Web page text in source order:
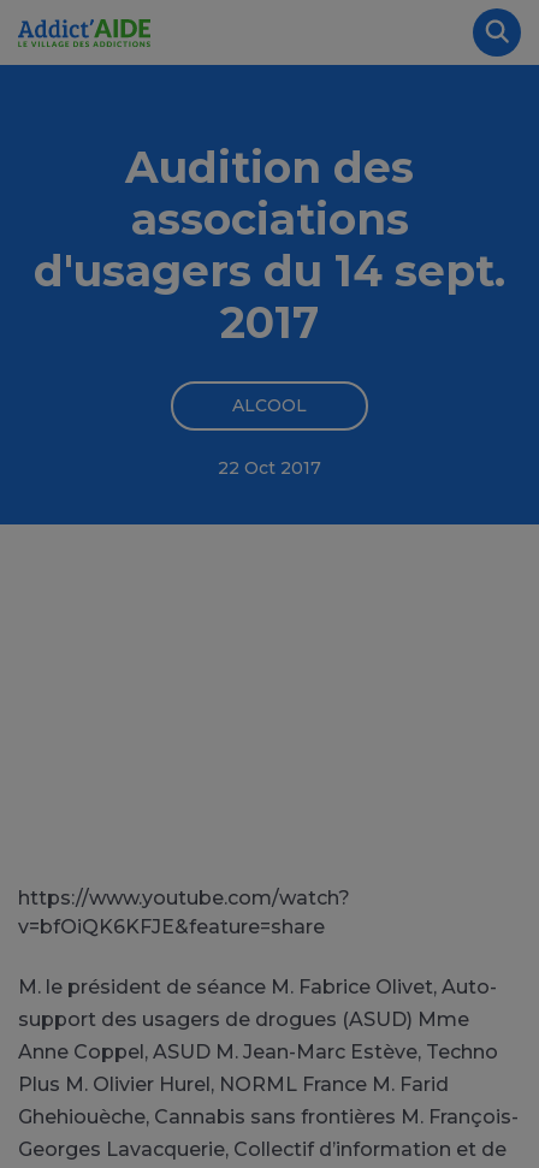
Aller au contenu principal
Audition des
associations
d'usagers du 14 sept.
2017
ALCOOL
22 Oct 2017
https://www.youtube.com/watch?
v=bfOiQK6KFJE&feature=share
M. le président de séance M. Fabrice Olivet, Auto-
support des usagers de drogues (ASUD) Mme
Anne Coppel, ASUD M. Jean-Marc Estève, Techno
Plus M. Olivier Hurel, NORML France M. Farid
Ghehiouèche, Cannabis sans frontières M. François-
Georges Lavacquerie, Collectif d’information et de
Panneau de gestion des cookies